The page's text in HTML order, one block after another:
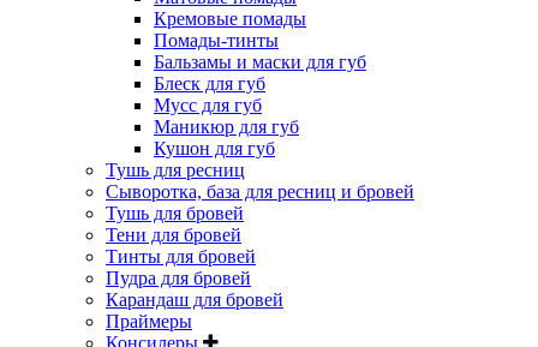
Кремовые помады
Помады-тинты
Бальзамы и маски для губ
Блеск для губ
Мусс для губ
Маникюр для губ
Кушон для губ
Тушь для ресниц
Сыворотка, база для ресниц и бровей
Тушь для бровей
Тени для бровей
Тинты для бровей
Пудра для бровей
Карандаш для бровей
Праймеры
Консилеры